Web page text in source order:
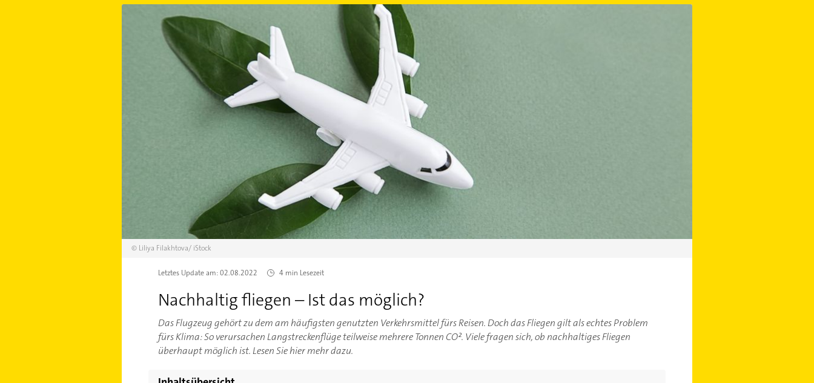
© Liliya Filakhtova/ iStock
Letztes Update am:02.08.2022 4 min Lesezeit
Nachhaltig fliegen – Ist das möglich?
Das Flugzeug gehört zu dem am häufigsten genutzten Verkehrsmittel fürs Reisen. Doch das Fliegen gilt als echtes Problem
fürs Klima: So verursachen Langstreckenflüge teilweise mehrere Tonnen CO². Viele fragen sich, ob nachhaltiges Fliegen
überhaupt möglich ist. Lesen Sie hier mehr dazu.